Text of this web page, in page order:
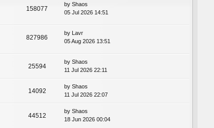
158077
by Shaos
05 Jul 2026 14:51
827986
by Lavr
05 Aug 2026 13:51
25594
by Shaos
11 Jul 2026 22:11
14092
by Shaos
11 Jul 2026 22:07
44512
by Shaos
18 Jun 2026 00:04